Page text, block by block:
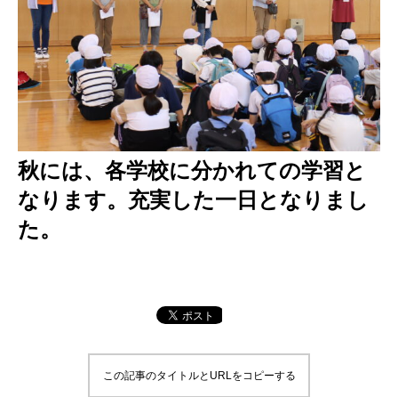
秋には、各学校に分かれての学習と
なります。充実した一日となりまし
た。
この記事のタイトルとURLをコピーする